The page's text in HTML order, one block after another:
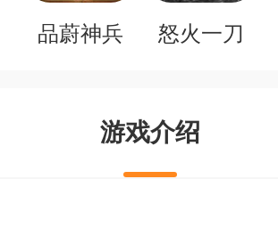
品蔚神兵 怒火一刀
游戏介绍